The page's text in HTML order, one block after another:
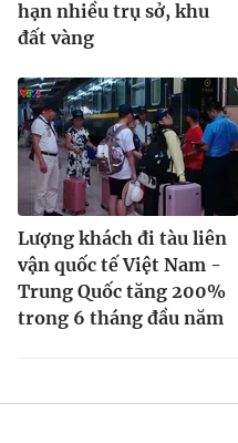
hạn nhiều trụ sở, khu
đất vàng
Lượng khách đi tàu liên
vận quốc tế Việt Nam -
Trung Quốc tăng 200%
trong 6 tháng đầu năm